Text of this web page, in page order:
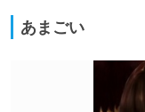
あまごい